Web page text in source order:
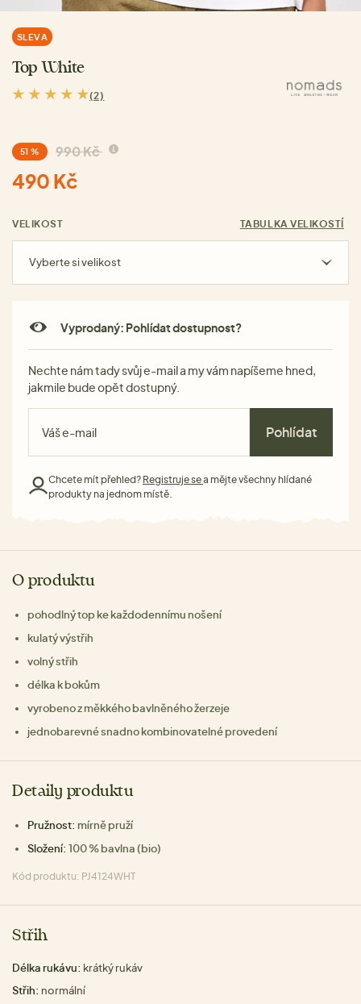
SLEVA
Top White
(2)
51 % 990 Kč
490 Kč
VELIKOST TABULKA VELIKOSTÍ
Vyberte si velikost
Vyprodaný: Pohlídat dostupnost?
Nechte nám tady svůj e-mail a my vám napíšeme hned,
jakmile bude opět dostupný.
Pohlídat
Chcete mít přehled? Registruje sea mějte všechny hlídané
produkty na jednom místě.
O produktu
pohodlný top ke každodennímu nošení
kulatý výstřih
volný střih
délka k bokům
vyrobeno z měkkého bavlněného žerzeje
jednobarevné snadno kombinovatelné provedení
Detaily produktu
Pružnost: mírně pruží
Složení: 100 % bavlna (bio)
Kód produktu: PJ4124WHT
Střih
Délka rukávu: krátký rukáv
Střih: normální